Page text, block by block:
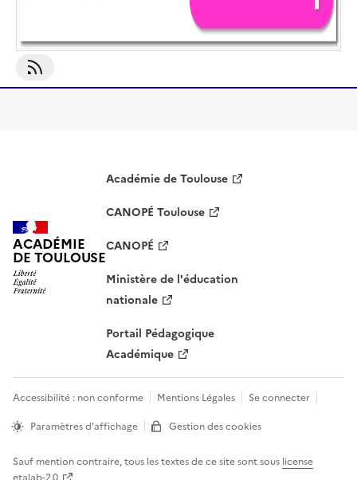
S'abonner À MOOC
ACADÉMIE
DE TOULOUSE
Académie de Toulouse
CANOPÉ Toulouse
CANOPÉ
Ministère de l'éducation
nationale
Portail Pédagogique
Académique
Accessibilité : non conforme Mentions Légales
Se connecter
Paramètres d'affichage
Gestion des cookies
Sauf mention contraire, tous les textes de ce site sont sous license